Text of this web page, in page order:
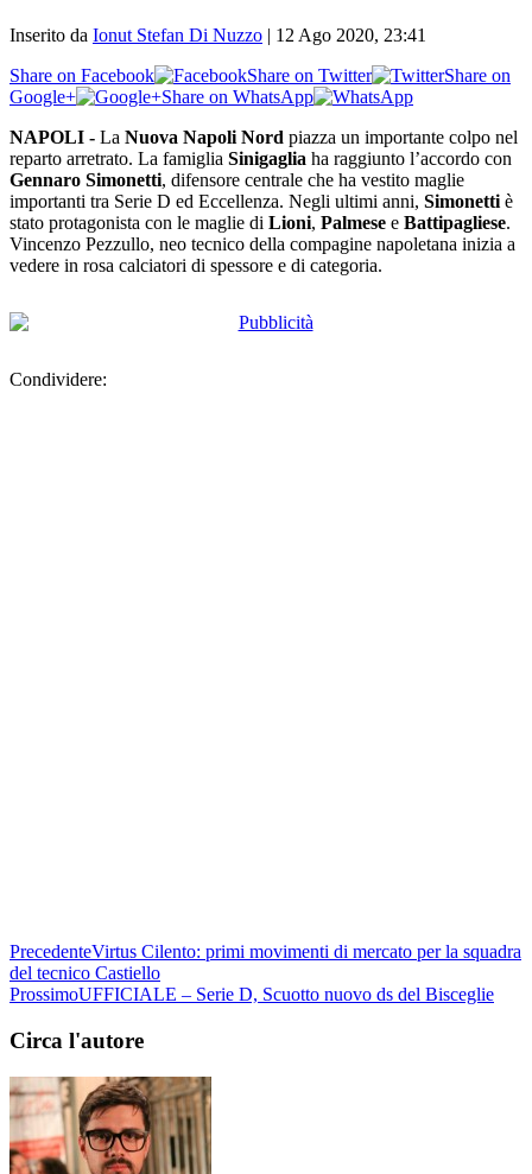
Inserito da Ionut Stefan Di Nuzzo | 12 Ago 2020, 23:41
Share on Facebook
Share on Twitter
Share on
Google+
Share on WhatsApp
NAPOLI - La Nuova Napoli Nord piazza un importante colpo nel
reparto arretrato. La famiglia Sinigaglia ha raggiunto l’accordo con
Gennaro Simonetti, difensore centrale che ha vestito maglie
importanti tra Serie D ed Eccellenza. Negli ultimi anni, Simonetti è
stato protagonista con le maglie di Lioni, Palmese e Battipagliese.
Vincenzo Pezzullo, neo tecnico della compagine napoletana inizia a
vedere in rosa calciatori di spessore e di categoria.
Condividere:
PrecedenteVirtus Cilento: primi movimenti di mercato per la squadra
del tecnico Castiello
ProssimoUFFICIALE – Serie D, Scuotto nuovo ds del Bisceglie
Circa l'autore